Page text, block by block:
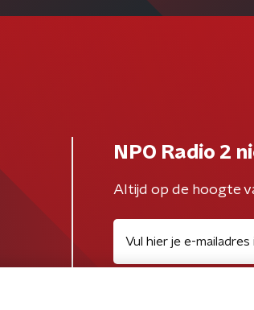
NPO Radio 2
Altijd op de hoogte